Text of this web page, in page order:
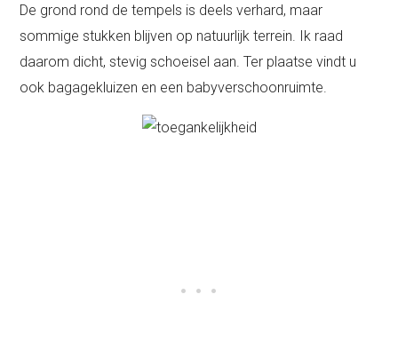
De grond rond de tempels is deels verhard, maar
sommige stukken blijven op natuurlijk terrein. Ik raad
daarom dicht, stevig schoeisel aan. Ter plaatse vindt u
ook bagagekluizen en een babyverschoonruimte.